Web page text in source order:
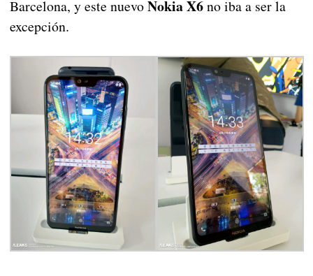
Barcelona, y este nuevoNokia X6no iba a ser la
excepción.